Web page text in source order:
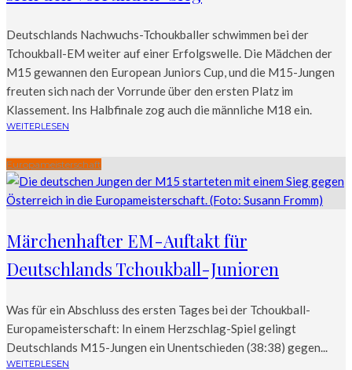
Deutschlands Nachwuchs-Tchoukballer schwimmen bei der
Tchoukball-EM weiter auf einer Erfolgswelle. Die Mädchen der
M15 gewannen den European Juniors Cup, und die M15-Jungen
freuten sich nach der Vorrunde über den ersten Platz im
Klassement. Ins Halbfinale zog auch die männliche M18 ein.
WEITERLESEN
Europameisterschaft
Märchenhafter EM-Auftakt für
Deutschlands Tchoukball-Junioren
Was für ein Abschluss des ersten Tages bei der Tchoukball-
Europameisterschaft: In einem Herzschlag-Spiel gelingt
Deutschlands M15-Jungen ein Unentschieden (38:38) gegen...
WEITERLESEN